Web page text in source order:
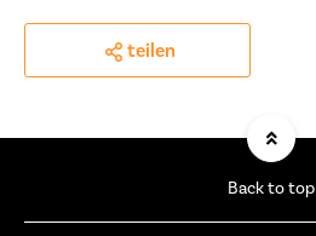
teilen
Back to top